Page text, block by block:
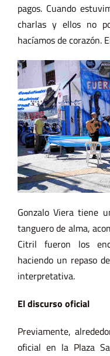
pagos. Cuando
charlas y ellos no
hacíamos de corazón.
Gonzalo Viera tiene
tanguero de alma,
Citril fueron los
haciendo un repaso
interpretativa.
El discurso oficial
Previamente,
oficial en la Plaza